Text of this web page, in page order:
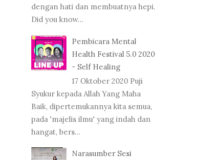
dengan hati dan membuatnya hepi.
Did you know...
Pembicara Mental
Health Festival 5.0 2020
- Self Healing
17 Oktober 2020 Puji
Syukur kepada Allah Yang Maha
Baik, dipertemukannya kita semua,
pada 'majelis ilmu' yang indah dan
hangat, bers...
Narasumber Sesi